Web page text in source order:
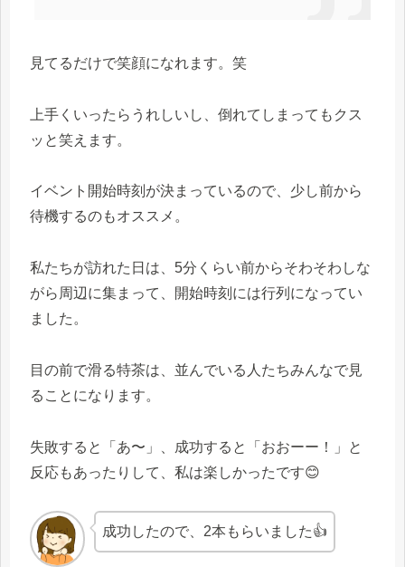
見てるだけで笑顔になれます。笑
上手くいったらうれしいし、倒れてしまってもクス
ッと笑えます。
イベント開始時刻が決まっているので、少し前から
待機するのもオススメ。
私たちが訪れた日は、5分くらい前からそわそわしな
がら周辺に集まって、開始時刻には行列になってい
ました。
目の前で滑る特茶は、並んでいる人たちみんなで見
ることになります。
失敗すると「あ〜」、成功すると「おおーー！」と
反応もあったりして、私は楽しかったです😊
成功したので、2本もらいました👍